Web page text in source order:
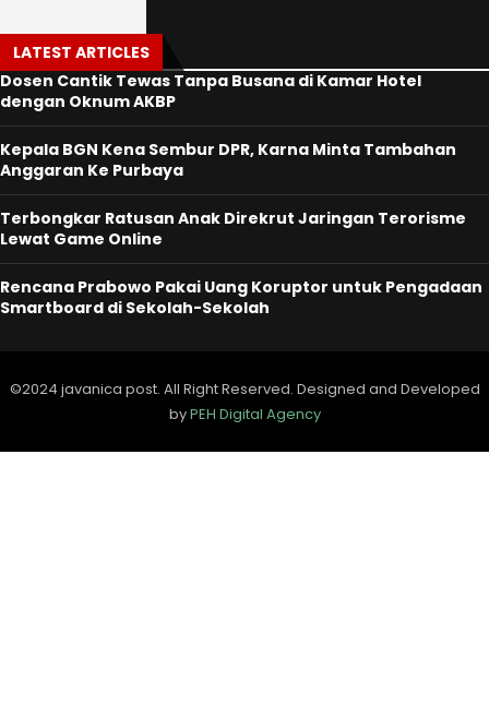
LATEST ARTICLES
Dosen Cantik Tewas Tanpa Busana di Kamar Hotel
dengan Oknum AKBP
Kepala BGN Kena Sembur DPR, Karna Minta Tambahan
Anggaran Ke Purbaya
Terbongkar Ratusan Anak Direkrut Jaringan Terorisme
Lewat Game Online
Rencana Prabowo Pakai Uang Koruptor untuk Pengadaan
Smartboard di Sekolah-Sekolah
©2024 javanica post. All Right Reserved. Designed and Developed
byPEH Digital Agency